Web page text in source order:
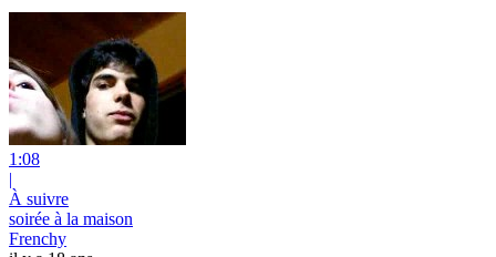
1:08
|
À suivre
soirée à la maison
Frenchy